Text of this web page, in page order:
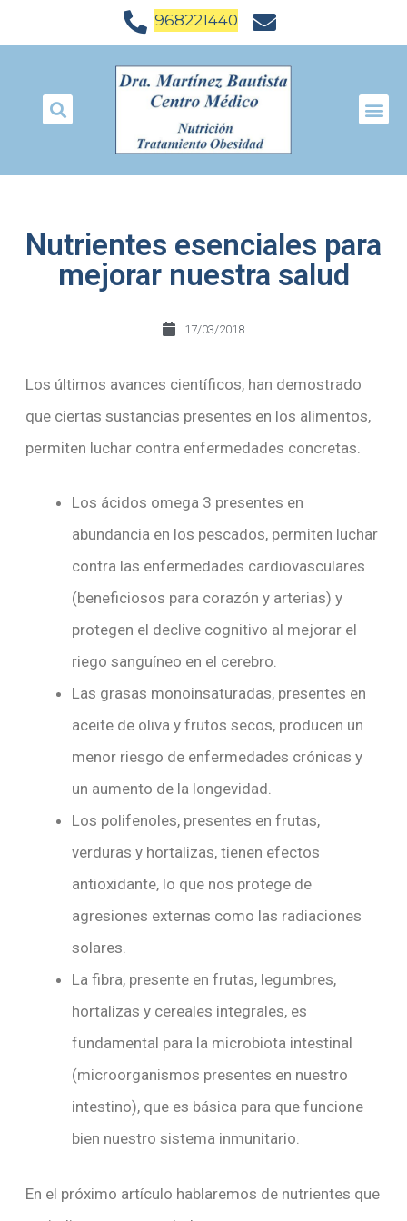
968221440
Nutrientes esenciales para
mejorar nuestra salud
17/03/2018
Los últimos avances científicos, han demostrado
que ciertas sustancias presentes en los alimentos,
permiten luchar contra enfermedades concretas.
Los ácidos omega 3 presentes en
abundancia en los pescados, permiten luchar
contra las enfermedades cardiovasculares
(beneficiosos para corazón y arterias) y
protegen el declive cognitivo al mejorar el
riego sanguíneo en el cerebro.
Las grasas monoinsaturadas, presentes en
aceite de oliva y frutos secos, producen un
menor riesgo de enfermedades crónicas y
un aumento de la longevidad.
Los polifenoles, presentes en frutas,
verduras y hortalizas, tienen efectos
antioxidante, lo que nos protege de
agresiones externas como las radiaciones
solares.
La fibra, presente en frutas, legumbres,
hortalizas y cereales integrales, es
fundamental para la microbiota intestinal
(microorganismos presentes en nuestro
intestino), que es básica para que funcione
bien nuestro sistema inmunitario.
En el próximo artículo hablaremos de nutrientes que